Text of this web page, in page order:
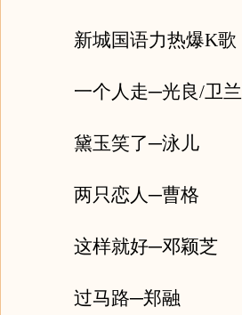
新城国语力热爆K歌
一个人走─光良/卫兰
黛玉笑了─泳儿
两只恋人─曹格
这样就好─邓颖芝
过马路─郑融